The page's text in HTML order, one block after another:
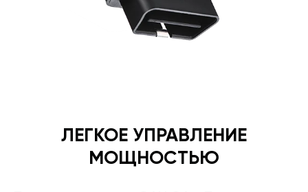
ЛЕГКОЕ УПРАВЛЕНИЕ
МОЩНОСТЬЮ